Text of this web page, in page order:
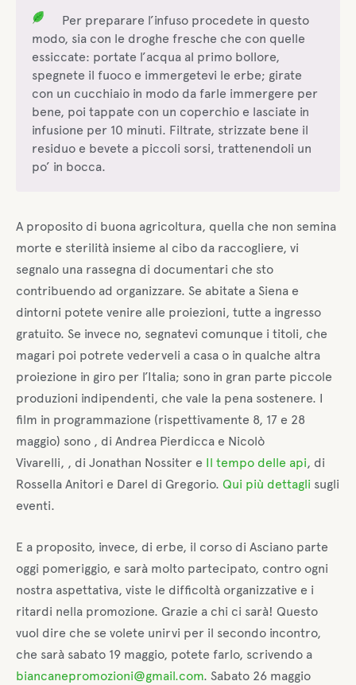
Per preparare l’infuso procedete in questo
modo, sia con le droghe fresche che con quelle
essiccate: portate l’acqua al primo bollore,
spegnete il fuoco e immergetevi le erbe; girate
con un cucchiaio in modo da farle immergere per
bene, poi tappate con un coperchio e lasciate in
infusione per 10 minuti. Filtrate, strizzate bene il
residuo e bevete a piccoli sorsi, trattenendoli un
po’ in bocca.
A proposito di buona agricoltura, quella che non semina
morte e sterilità insieme al cibo da raccogliere, vi
segnalo una rassegna di documentari che sto
contribuendo ad organizzare. Se abitate a Siena e
dintorni potete venire alle proiezioni, tutte a ingresso
gratuito. Se invece no, segnatevi comunque i titoli, che
magari poi potrete vederveli a casa o in qualche altra
proiezione in giro per l’Italia; sono in gran parte piccole
produzioni indipendenti, che vale la pena sostenere. I
film in programmazione (rispettivamente 8, 17 e 28
maggio) sono , di Andrea Pierdicca e Nicolò
Vivarelli, , di Jonathan Nossiter e Il tempo delle api, di
Rossella Anitori e Darel di Gregorio. Qui più dettagli sugli
eventi.
E a proposito, invece, di erbe, il corso di Asciano parte
oggi pomeriggio, e sarà molto partecipato, contro ogni
nostra aspettativa, viste le difficoltà organizzative e i
ritardi nella promozione. Grazie a chi ci sarà! Questo
vuol dire che se volete unirvi per il secondo incontro,
che sarà sabato 19 maggio, potete farlo, scrivendo a
biancanepromozioni@gmail.com. Sabato 26 maggio